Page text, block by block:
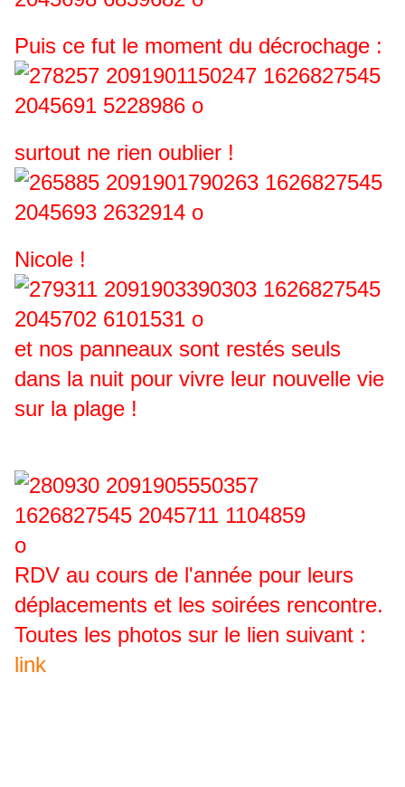
Puis ce fut le moment du décrochage :
surtout ne rien oublier !
Nicole !
et nos panneaux sont restés seuls
dans la nuit pour vivre leur nouvelle vie
sur la plage !
RDV au cours de l'année pour leurs
déplacements et les soirées rencontre.
Toutes les photos sur le lien suivant :
link